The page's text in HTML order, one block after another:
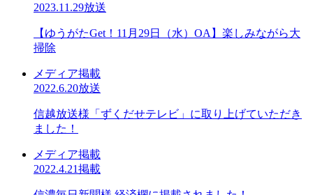
2023.11.29放送
【ゆうがたGet！11月29日（水）OA】楽しみながら大
掃除
メディア掲載
2022.6.20放送
信越放送様「ずくだせテレビ」に取り上げていただき
ました！
メディア掲載
2022.4.21掲載